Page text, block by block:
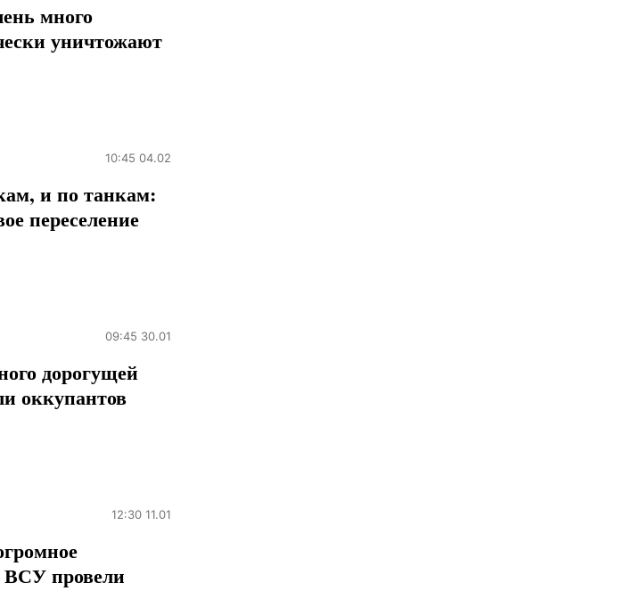
много
уничтожают
10:45 04.02
и по танкам:
переселение
09:45 30.01
дорогущей
оккупантов
12:30 11.01
ВСУ провели